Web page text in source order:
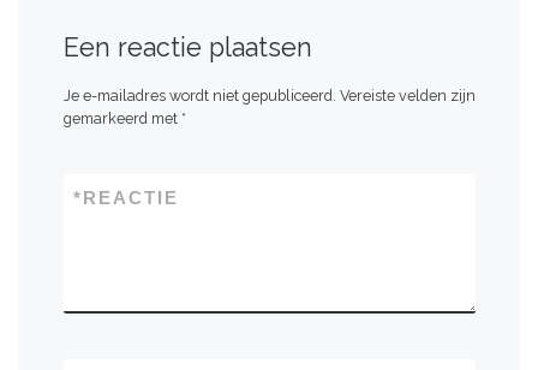
Een reactie plaatsen
Je e-mailadres wordt niet gepubliceerd. Vereiste velden zijn
gemarkeerd met *
REACTIE
*